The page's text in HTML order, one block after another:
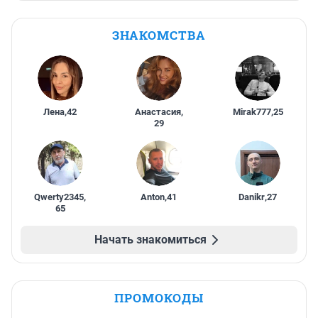
ЗНАКОМСТВА
Лена,42 Анастасия,
29
Mirak777,25
Qwerty2345,
65
Anton,41 Danikr,27
Начать знакомиться
ПРОМОКОДЫ